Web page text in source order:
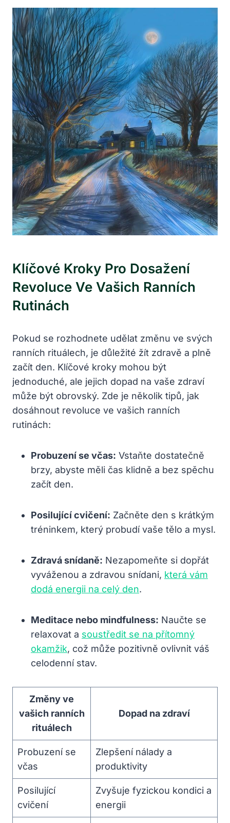
Klíčové Kroky Pro Dosažení
Revoluce Ve Vašich Ranních
Rutinách
Pokud se rozhodnete udělat změnu ve svých
ranních rituálech, je důležité žít zdravě a plně
začít den. Klíčové kroky mohou být
jednoduché, ale jejich dopad na vaše zdraví
může být obrovský. Zde je několik tipů, jak
dosáhnout revoluce ve vašich ranních
rutinách:
Probuzení se včas: Vstaňte dostatečně
brzy, abyste měli čas klidně a bez spěchu
začít den.
Posilující cvičení: Začněte den s krátkým
tréninkem, který probudí vaše tělo a mysl.
Zdravá snídaně: Nezapomeňte si dopřát
vyváženou a zdravou snídani, která vám
dodá energii na celý den.
Meditace nebo mindfulness: Naučte se
relaxovat a soustředit se na přítomný
okamžik, což může pozitivně ovlivnit váš
celodenní stav.
Změny ve
vašich ranních
rituálech
Dopad na zdraví
Probuzení se
včas
Zlepšení nálady a
produktivity
Posilující
cvičení
Zvyšuje fyzickou kondici a
energii